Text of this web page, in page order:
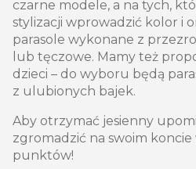
czarne modele, a na tych,
stylizacji wprowadzić kolor i
parasole wykonane z
lub tęczowe. Mamy też
dzieci – do wyboru będą
z ulubionych bajek.
Aby otrzymać jesienny
zgromadzić na swoim koncie
punktów!